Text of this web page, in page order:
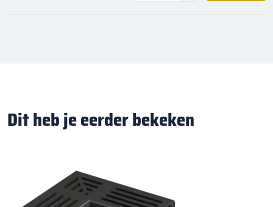
Dit heb je eerder bekeken